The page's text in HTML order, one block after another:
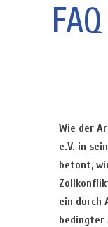
Wie der
e.V. in
betont,
ein durch
bedingter